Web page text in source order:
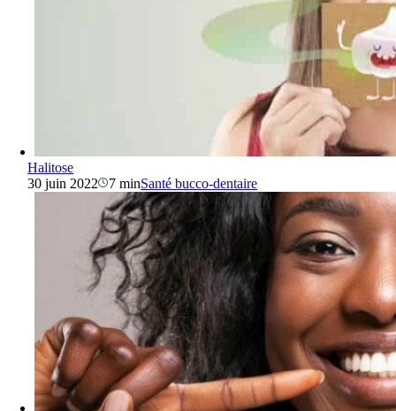
Halitose
30 juin 2022
7 minSanté bucco-dentaire